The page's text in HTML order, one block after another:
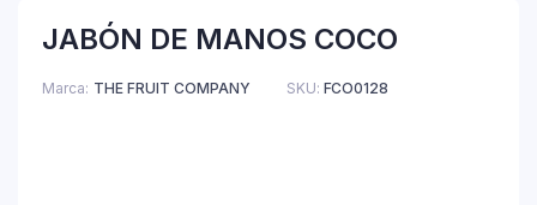
JABÓN DE MANOS COCO
Marca THE FRUIT COMPANY SKU: FCO0128